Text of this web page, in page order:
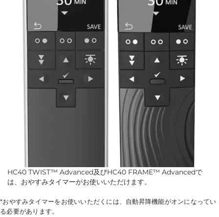
HC40 TWIST™ Advanced及びHC40 FRAME™ Advancedで
は、おやすみタイマーがお使いいただけます。
*おやすみタイマーをお使いいただくには、自動昇降機能がオンになってい
る必要があります。